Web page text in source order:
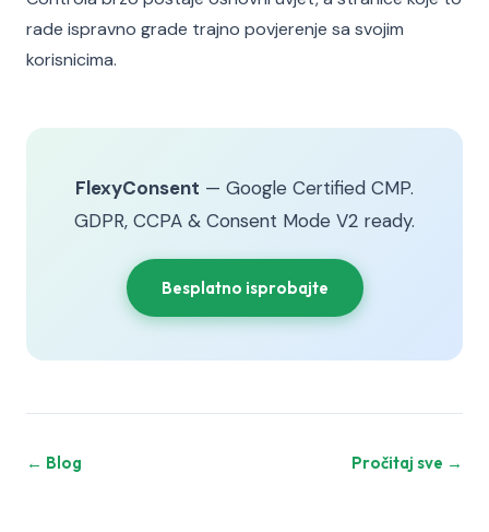
rade ispravno grade trajno povjerenje sa svojim
korisnicima.
FlexyConsent — Google Certified CMP.
GDPR, CCPA & Consent Mode V2 ready.
Besplatno isprobajte
← Blog Pročitaj sve →